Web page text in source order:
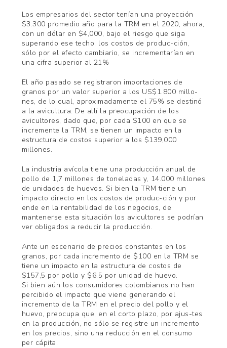
Los empresarios del sector tenían una proyección
$3.300 promedio año para la TRM en el 2020, ahora,
con un dólar en $4,000, bajo el riesgo que siga
superando ese techo, los costos de produc-ción,
sólo por el efecto cambiario, se incrementarían en
una cifra superior al 21%
El año pasado se registraron importaciones de
granos por un valor superior a los US$1.800 millo-
nes, de lo cual, aproximadamente el 75% se destinó
a la avicultura. De allí la preocupación de los
avicultores, dado que, por cada $100 en que se
incremente la TRM, se tienen un impacto en la
estructura de costos superior a los $139,000
millones.
La industria avícola tiene una producción anual de
pollo de 1,7 millones de toneladas y, 14.000 millones
de unidades de huevos. Si bien la TRM tiene un
impacto directo en los costos de produc-ción y por
ende en la rentabilidad de los negocios, de
mantenerse esta situación los avicultores se podrían
ver obligados a reducir la producción.
Ante un escenario de precios constantes en los
granos, por cada incremento de $100 en la TRM se
tiene un impacto en la estructura de costos de
$157,5 por pollo y $6,5 por unidad de huevo.
Si bien aún los consumidores colombianos no han
percibido el impacto que viene generando el
incremento de la TRM en el precio del pollo y el
huevo, preocupa que, en el corto plazo, por ajus-tes
en la producción, no sólo se registre un incremento
en los precios, sino una reducción en el consumo
per cápita.